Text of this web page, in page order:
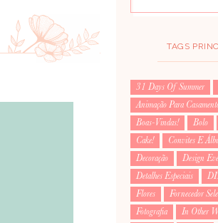
TAGS
31 Days Of Summer
Animação Para
Boas-Vindas!
Bolo
Cake!
Convites E
Decoração
Design
Detalhes Especiais
Flores
Fornecedor
Fotografia
In Other